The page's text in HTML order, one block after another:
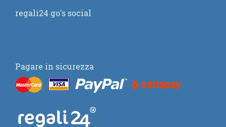
regali24 go's social
Pagare in sicurezza